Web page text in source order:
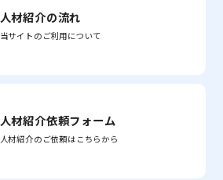
人材紹介の流れ
当サイトのご利用について
人材紹介依頼フォーム
人材紹介のご依頼はこちらから